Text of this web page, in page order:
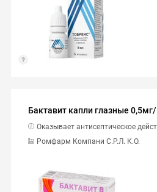
Бактавит капли глазные
Ромфарм Компани С.Р.Л. К.О.
Оказывает антисептическое